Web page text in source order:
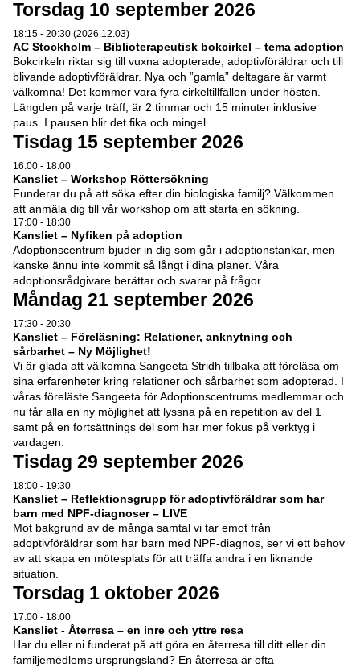
Torsdag 10 september 2026
18:15 - 20:30 (2026.12.03)
AC Stockholm – Biblioterapeutisk bokcirkel – tema adoption
Bokcirkeln riktar sig till vuxna adopterade, adoptivföräldrar och till
blivande adoptivföräldrar. Nya och ”gamla” deltagare är varmt
välkomna! Det kommer vara fyra cirkeltillfällen under hösten.
Längden på varje träff, är 2 timmar och 15 minuter inklusive
paus. I pausen blir det fika och mingel.
Tisdag 15 september 2026
16:00 - 18:00
Kansliet – Workshop Röttersökning
Funderar du på att söka efter din biologiska familj? Välkommen
att anmäla dig till vår workshop om att starta en sökning.
17:00 - 18:30
Kansliet – Nyfiken på adoption
Adoptionscentrum bjuder in dig som går i adoptionstankar, men
kanske ännu inte kommit så långt i dina planer. Våra
adoptionsrådgivare berättar och svarar på frågor.
Måndag 21 september 2026
17:30 - 20:30
Kansliet – Föreläsning: Relationer, anknytning och
sårbarhet – Ny Möjlighet!
Vi är glada att välkomna Sangeeta Stridh tillbaka att föreläsa om
sina erfarenheter kring relationer och sårbarhet som adopterad. I
våras föreläste Sangeeta för Adoptionscentrums medlemmar och
nu får alla en ny möjlighet att lyssna på en repetition av del 1
samt på en fortsättnings del som har mer fokus på verktyg i
vardagen.
Tisdag 29 september 2026
18:00 - 19:30
Kansliet – Reflektionsgrupp för adoptivföräldrar som har
barn med NPF-diagnoser – LIVE
Mot bakgrund av de många samtal vi tar emot från
adoptivföräldrar som har barn med NPF-diagnos, ser vi ett behov
av att skapa en mötesplats för att träffa andra i en liknande
situation.
Torsdag 1 oktober 2026
17:00 - 18:00
Kansliet - Återresa – en inre och yttre resa
Har du eller ni funderat på att göra en återresa till ditt eller din
familjemedlems ursprungsland? En återresa är ofta